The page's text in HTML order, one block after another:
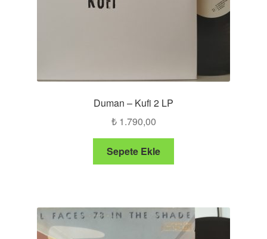
Duman – Kufi 2 LP
₺1.790,00
Sepete Ekle